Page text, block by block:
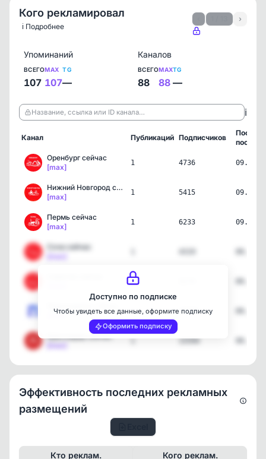
Кого рекламировал
ℹ️ Подробнее
›
Упоминаний
ВСЕГО
107
MAX
107
TG
—
Каналов
ВСЕГО
88
MAX
88
TG
—
Название, ссылка или ID канала… ℹ️
Канал Публикаций Подписчиков
пост
Оренбург сейчас
[max]
1 4736
Нижний Новгород сейчас
[max]
1 5415
Пермь сейчас
[max]
1 6233
Сочи сейчас
1
[max]
1 64854
Краснодар сейчас
1 15594
Доступно по подписке
Чтобы увидеть все данные, оформите подписку
Оформить подписку
Эффективность последних рекламных
размещений
Кто реклам. Кого реклам.